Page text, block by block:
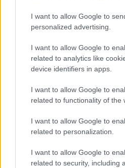
I want to allow Google to
personalized advertising.
I want to allow Google to
related to analytics like
device identifiers in apps.
I want to allow Google to
related to functionality of the
I want to allow Google to
related to personalization.
I want to allow Google to
related to security, including
©2026 - rifaidate.it - p.iva